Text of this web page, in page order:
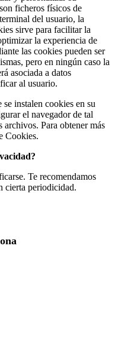
ficheros físicos de
del usuario, la
sirve para facilitar la
la experiencia de
las cookies pueden ser
pero en ningún caso la
asociada a datos
al usuario.
instalen cookies en su
el navegador de tal
Para obtener más
Cookies.
Te recomendamos
cierta periodicidad.